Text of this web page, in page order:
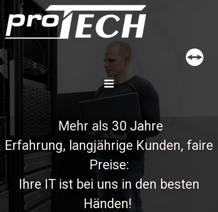
Zum
Inhalt
springen
Mehr als30 Jahre
Erfahrung, langjährige Kunden, faire
Preise:
Ihre IT ist bei uns in den besten
Händen!